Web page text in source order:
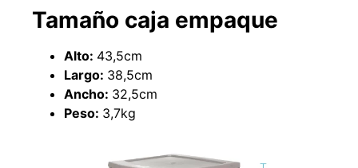
Tamaño caja empaque
Alto: 43,5cm
Largo: 38,5cm
Ancho: 32,5cm
Peso: 3,7kg
Importado USA: Summer
densidad 35mm Rollo
4,57*30,48mts
$ 2.002.243
$ 1.021.490
Leer más